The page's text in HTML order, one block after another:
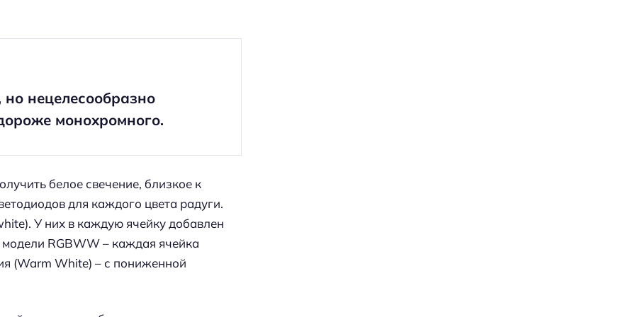
нецелесообразно
монохромного.
белое свечение, близкое к
для каждого цвета радуги.
У них в каждую ячейку добавлен
RGBWW – каждая ячейка
(Warm White) – с пониженной